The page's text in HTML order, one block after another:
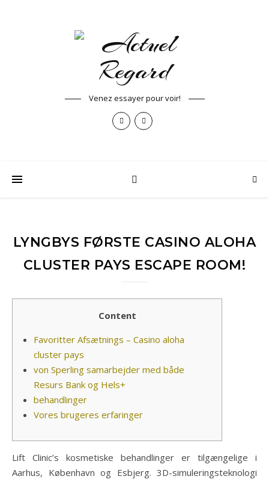
Venez essayer pour voir!
LYNGBYS FØRSTE CASINO ALOHA
CLUSTER PAYS ESCAPE ROOM!
Content
Favoritter Afsætnings – Casino aloha
cluster pays
von Sperling samarbejder med både
Resurs Bank og Hels+
behandlinger
Vores brugeres erfaringer
Lift Clinic’s kosmetiske behandlinger er tilgængelige i
Aarhus, København og Esbjerg. 3D-simuleringsteknologi